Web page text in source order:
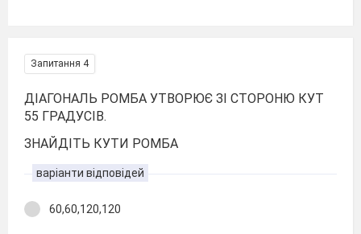
Запитання 4
ДІАГОНАЛЬ РОМБА УТВОРЮЄ ЗІ СТОРОНЮ КУТ
55 ГРАДУСІВ.
ЗНАЙДІТЬ КУТИ РОМБА
варіанти відповідей
60,60,120,120